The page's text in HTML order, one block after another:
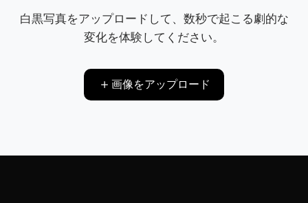
白黒写真をアップロードして、数秒で起こる劇的な
変化を体験してください。
画像をアップロード